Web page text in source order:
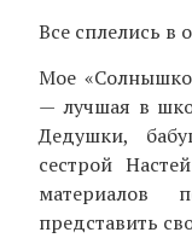
Все сплелись в
Мое
— лучшая в
Дедушки,
сестрой
материалов
представить